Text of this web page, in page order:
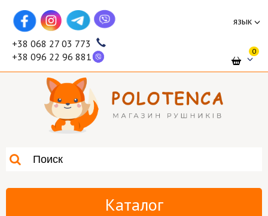
язык
+38 068 27 03 773
+38 096 22 96 881
0
Каталог